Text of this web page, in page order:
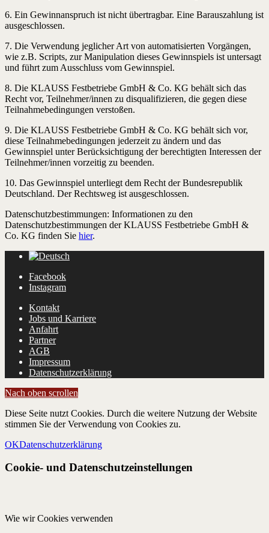
6. Ein Gewinnanspruch ist nicht übertragbar. Eine Barauszahlung ist
ausgeschlossen.
7. Die Verwendung jeglicher Art von automatisierten Vorgängen,
wie z.B. Scripts, zur Manipulation dieses Gewinnspiels ist untersagt
und führt zum Ausschluss vom Gewinnspiel.
8. Die KLAUSS Festbetriebe GmbH & Co. KG behält sich das
Recht vor, Teilnehmer/innen zu disqualifizieren, die gegen diese
Teilnahmebedingungen verstoßen.
9. Die KLAUSS Festbetriebe GmbH & Co. KG behält sich vor,
diese Teilnahmebedingungen jederzeit zu ändern und das
Gewinnspiel unter Berücksichtigung der berechtigten Interessen der
Teilnehmer/innen vorzeitig zu beenden.
10. Das Gewinnspiel unterliegt dem Recht der Bundesrepublik
Deutschland. Der Rechtsweg ist ausgeschlossen.
Datenschutzbestimmungen: Informationen zu den
Datenschutzbestimmungen der KLAUSS Festbetriebe GmbH &
Co. KG finden Sie hier.
Facebook
Instagram
Kontakt
Jobs und Karriere
Anfahrt
Partner
AGB
Impressum
Datenschutzerklärung
Nach oben scrollen
Diese Seite nutzt Cookies. Durch die weitere Nutzung der Website
stimmen Sie der Verwendung von Cookies zu.
OKDatenschutzerklärung
Cookie- und Datenschutzeinstellungen
Wie wir Cookies verwenden